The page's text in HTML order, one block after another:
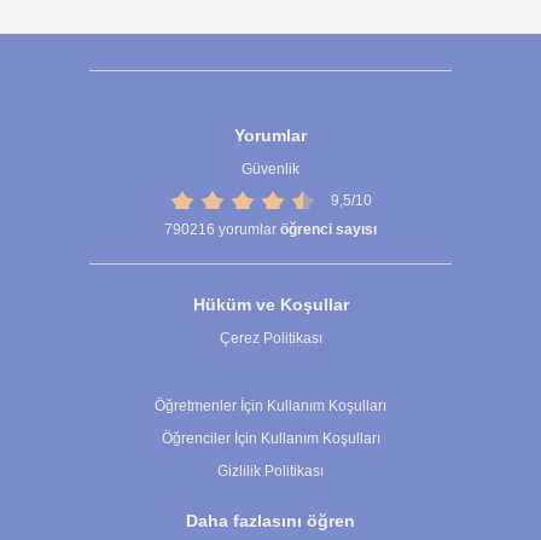
Yorumlar
Güvenlik
9,5/10
790216 yorumlar öğrenci sayısı
Hüküm ve Koşullar
Çerez Politikası
Öğretmenler İçin Kullanım Koşulları
Öğrenciler İçin Kullanım Koşulları
Gizlilik Politikası
Daha fazlasını öğren